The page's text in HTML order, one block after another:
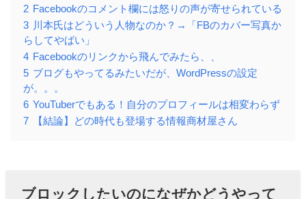
2 Facebookのコメント欄には怒りの声が寄せられている
3 川本氏はどういう人物なのか？→「FBのカバー写真か
らしてやばい」
4 Facebookのリンクから飛んでみたら、、
5 ブログもやってるみたいだが、WordPressの設定
が。。。
6 YouTuberでもある！自分のプロフィールは相変わらず
7
【結論】どの時代も登場する情報商材屋さん
ブロックしたいのになぜかどうやって